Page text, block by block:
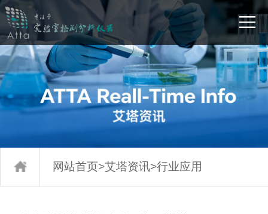
网站首页>艾塔资讯>行业应用